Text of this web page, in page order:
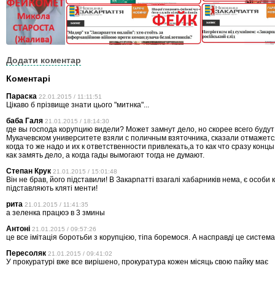
Додати коментар
Коментарі
Параска 22.01.2015 / 11:11:51
Цiкаво б прiзвище знати цього "митнка"...
баба Галя 21.01.2015 / 18:14:30
где вы господа корупцию видели? Может замнут дело, но скорее всего
Мукачевском университете взяли с поличным взяточника, сказали
когда то же надо и их к ответственности привлекать,а то как что сразу
как замять дело, а когда гады вымогают тогда не думают.
Степан Крук 21.01.2015 / 15:01:48
Він не брав, його підставили! В Закарпатті взагалі хабарників нема, є особи
підставляють кляті менти!
рита 21.01.2015 / 11:41:35
а зеленка працюэ в 3 змины
Антоні 21.01.2015 / 09:57:26
це все імітація боротьби з корупцією, тіпа боремося. А насправді це
Пересоляк 21.01.2015 / 09:41:02
У прокуратурі вже все вирішено, прокуратура кожен місяць свою пайку має